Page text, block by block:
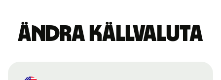
Ändra källvaluta